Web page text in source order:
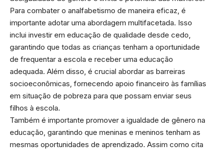
Para combater o analfabetismo de maneira eficaz, é
importante adotar uma abordagem multifacetada. Isso
inclui investir em educação de qualidade desde cedo,
garantindo que todas as crianças tenham a oportunidade
de frequentar a escola e receber uma educação
adequada. Além disso, é crucial abordar as barreiras
socioeconômicas, fornecendo apoio financeiro às famílias
em situação de pobreza para que possam enviar seus
filhos à escola.
Também é importante promover a igualdade de gênero na
educação, garantindo que meninas e meninos tenham as
mesmas oportunidades de aprendizado. Assim como cita